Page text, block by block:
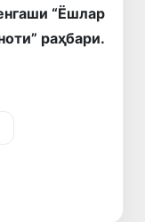
“Ёшлар
раҳбари.